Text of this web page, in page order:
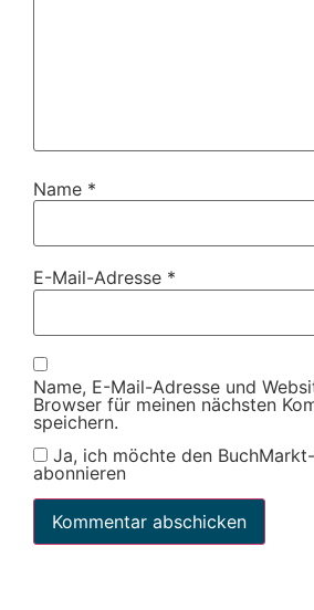
Name *
E-Mail-Adresse *
Name, E-Mail-Adresse und
Browser für meinen nächsten
speichern.
Ja, ich möchte den
abonnieren